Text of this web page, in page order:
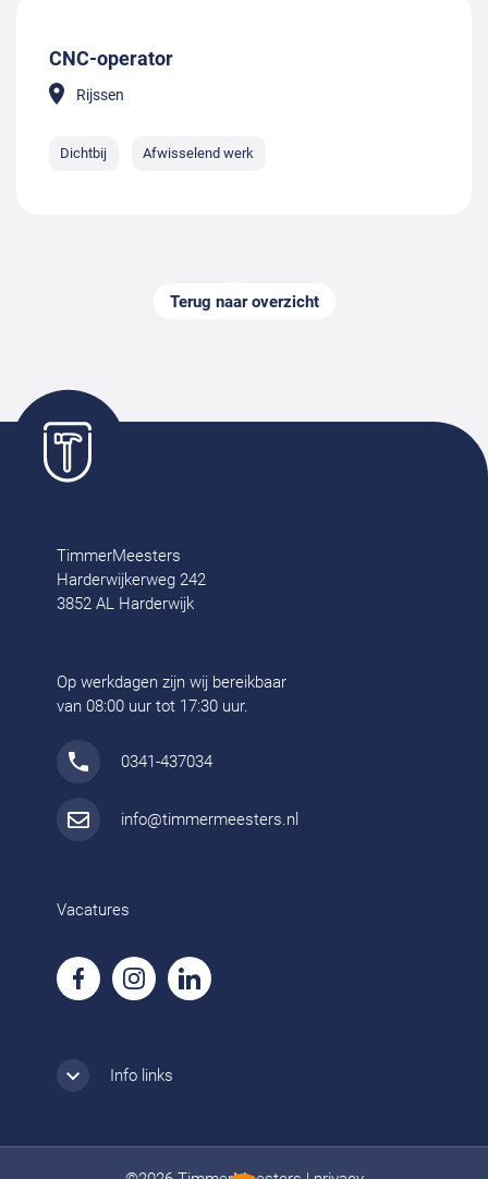
CNC-operator
Rijssen
Dichtbij Afwisselend werk
Terug naar overzicht
TimmerMeesters
Harderwijkerweg 242
3852 AL Harderwijk
Op werkdagen zijn wij bereikbaar
van 08:00 uur tot 17:30 uur.
0341-437034
info@timmermeesters.nl
Vacatures
Info links